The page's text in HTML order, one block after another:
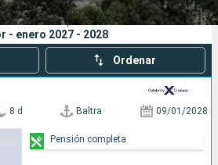
Compañías
Buscar
de búsqueda:
- enero 2027 - 2028
Ordenar
8 d Baltra 09/01/2028
Pensión completa